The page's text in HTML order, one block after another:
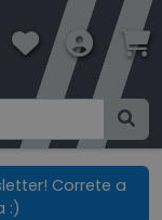
Correte a
:)